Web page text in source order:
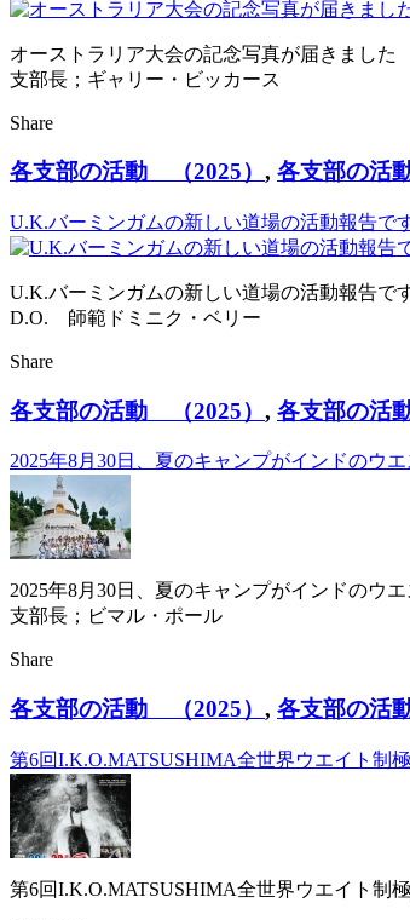
オーストラリア大会の記念写真が届きました
支部長；ギャリー・ビッカース
Share
各支部の活動 （2025） , 各支部の活
U.K.バーミンガムの新しい道場の活動報告で
U.K.バーミンガムの新しい道場の活動報告で
D.O. 師範ドミニク・ベリー
Share
各支部の活動 （2025） , 各支部の活
2025年8月30日、夏のキャンプがインドのウ
2025年8月30日、夏のキャンプがインドのウ
支部長；ビマル・ポール
Share
各支部の活動 （2025） , 各支部の活
第6回I.K.O.MATSUSHIMA全世界ウエイト制
第6回I.K.O.MATSUSHIMA全世界ウエイト制